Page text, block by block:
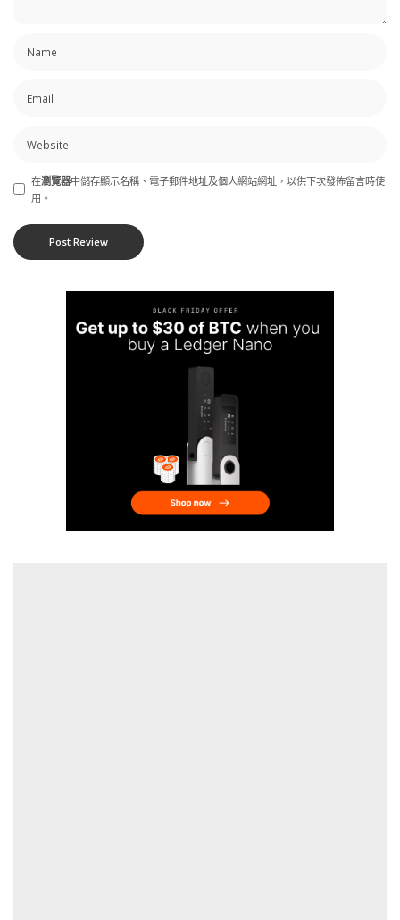
在瀏覽器中儲存顯示名稱、電子郵件地址及個人網站網址，以供下次發佈留言時使
用。